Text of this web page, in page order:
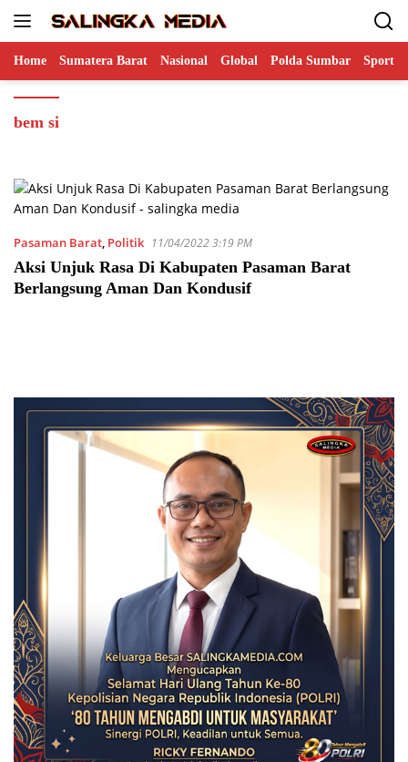
Home Sumatera Barat Nasional Global Polda Sumbar Sports
bem si
Pasaman Barat, Politik 11/04/2022 3:19 PM
Aksi Unjuk Rasa Di Kabupaten Pasaman Barat
Berlangsung Aman Dan Kondusif